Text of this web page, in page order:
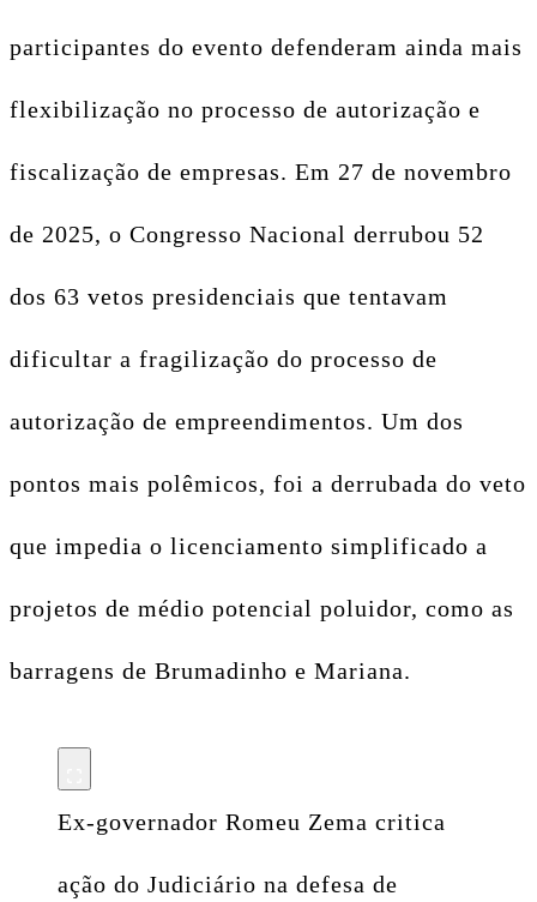
participantes do evento defenderam ainda mais
flexibilização no processo de autorização e
fiscalização de empresas. Em 27 de novembro
de 2025, o Congresso Nacional derrubou 52
dos 63 vetos presidenciais que tentavam
dificultar a fragilização do processo de
autorização de empreendimentos. Um dos
pontos mais polêmicos, foi a derrubada do veto
que impedia o licenciamento simplificado a
projetos de médio potencial poluidor, como as
barragens de Brumadinho e Mariana.
Ex-governador Romeu Zema critica
ação do Judiciário na defesa de